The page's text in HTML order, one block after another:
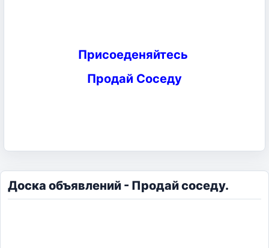
Присоеденяйтесь
Продай Соседу
Доска объявлений - Продай соседу.